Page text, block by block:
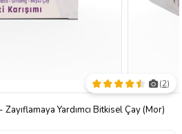
Yardımcı Bitkisel Çay (Mor)
(2)